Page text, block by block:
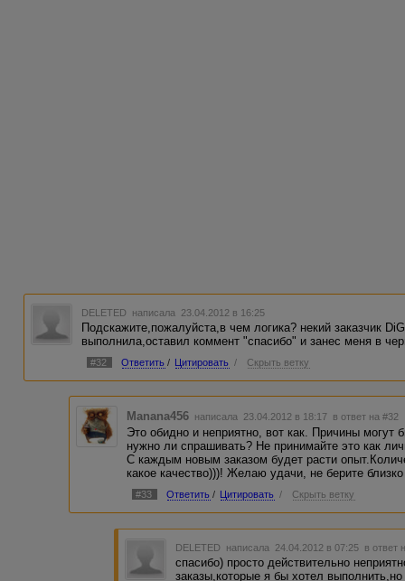
DELETED написала 23.04.2012 в 16:25
Подскажите,пожалуйста,в чем логика? некий заказчик
выполнила,оставил коммент "спасибо" и занес меня в
#32 Ответить / Цитировать / Скрыть ветку
Manana456 написала 23.04.2012 в 18:17 в ответ на #32
Это обидно и неприятно, вот как. Причины могут
нужно ли спрашивать? Не принимайте это как
С каждым новым заказом будет расти
какое качество)))! Желаю удачи, не берите
#33 Ответить / Цитировать / Скрыть ветку
DELETED написала 24.04.2012 в 07:25 в ответ
спасибо) просто действительно
заказы,которые я бы хотел